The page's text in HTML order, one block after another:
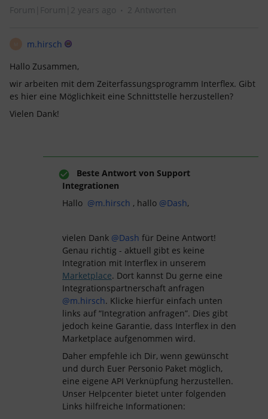
Forum|Forum|2 years ago 2 Antworten
m.hirsch
Hallo Zusammen,
wir arbeiten mit dem Zeiterfassungsprogramm Interflex. Gibt
es hier eine Möglichkeit eine Schnittstelle herzustellen?
Vielen Dank!
Beste Antwort von Support
Integrationen
Hallo @m.hirsch , hallo @Dash,
vielen Dank @Dash für Deine Antwort!
Genau richtig - aktuell gibt es keine
Integration mit Interflex in unserem
Marketplace. Dort kannst Du gerne eine
Integrationspartnerschaft anfragen
@m.hirsch. Klicke hierfür einfach unten
links auf “Integration anfragen”. Dies gibt
jedoch keine Garantie, dass Interflex in den
Marketplace aufgenommen wird.
Daher empfehle ich Dir, wenn gewünscht
und durch Euer Personio Paket möglich,
eine eigene API Verknüpfung herzustellen.
Unser Helpcenter bietet unter folgenden
Links hilfreiche Informationen: